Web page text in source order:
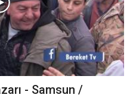
- Samsun /